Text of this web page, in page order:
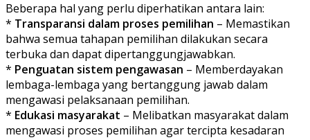
Beberapa hal yang perlu diperhatikan antara lain:
* Transparansi dalam proses pemilihan – Memastikan
bahwa semua tahapan pemilihan dilakukan secara
terbuka dan dapat dipertanggungjawabkan.
* Penguatan sistem pengawasan – Memberdayakan
lembaga-lembaga yang bertanggung jawab dalam
mengawasi pelaksanaan pemilihan.
* Edukasi masyarakat – Melibatkan masyarakat dalam
mengawasi proses pemilihan agar tercipta kesadaran